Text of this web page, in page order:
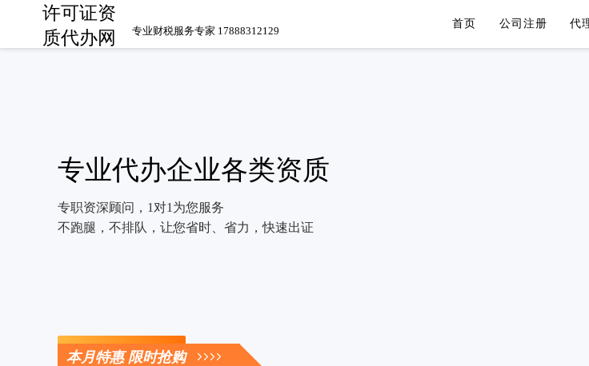
许可证资
质代办网
专业财税服务专家 17888312129
首页 公司注册 代
专业代办企业各类资质
专职资深顾问，1对1为您服务
不跑腿，不排队，让您省时、省力，快速出证
立即咨询
本月特惠 限时抢购